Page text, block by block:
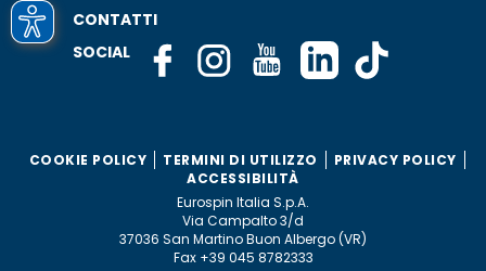
CONTATTI
SOCIAL
COOKIE POLICY TERMINI DI UTILIZZO
PRIVACY POLICY
ACCESSIBILITÀ
Eurospin Italia S.p.A.
Via Campalto 3/d
37036 San Martino Buon Albergo (VR)
Fax +39 045 8782333